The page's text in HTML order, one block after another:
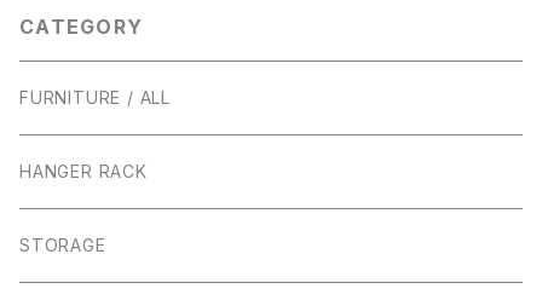
CATEGORY
FURNITURE / ALL
HANGER RACK
STORAGE